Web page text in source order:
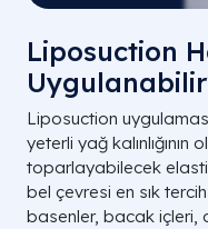
Liposuction
Liposuction
yeterli yağ kalınlığının
toparlayabilecek
bel çevresi en sık
basenler, bacak içleri,